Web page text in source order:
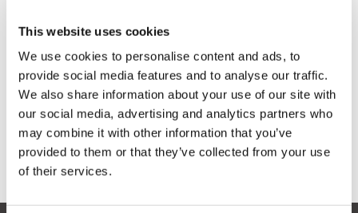
This website uses cookies
We use cookies to personalise content and ads, to
provide social media features and to analyse our traffic.
We also share information about your use of our site with
our social media, advertising and analytics partners who
may combine it with other information that you’ve
provided to them or that they’ve collected from your use
of their services.
1 Stuk Excl. btw
€145,25
Incl. btw
Toevoegen aan winkelwagen
Informatie